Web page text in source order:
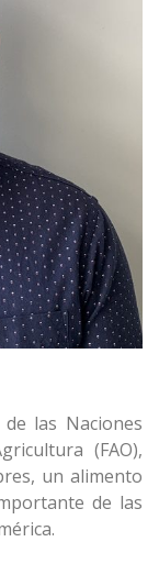
las Naciones
(FAO),
un alimento
de las